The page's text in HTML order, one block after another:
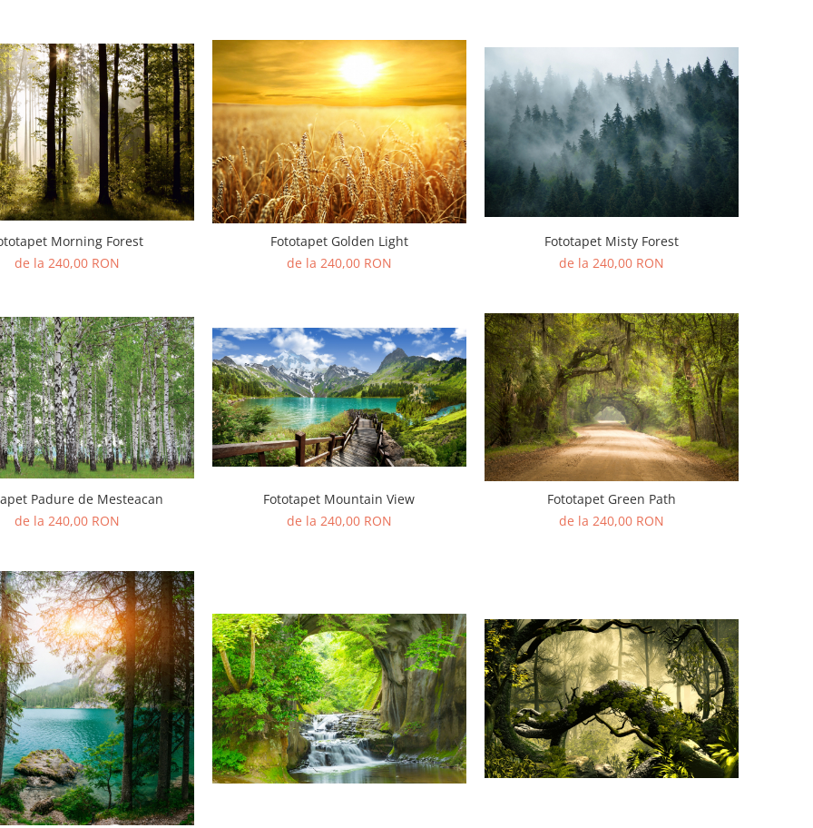
Morning Forest
de la 240,00 RON
Fototapet Golden Light
de la 240,00 RON
Fototapet Misty Forest
de la 240,00 RON
Padure de Mesteacan
de la 240,00 RON
Fototapet Mountain View
de la 240,00 RON
Fototapet Green Path
de la 240,00 RON